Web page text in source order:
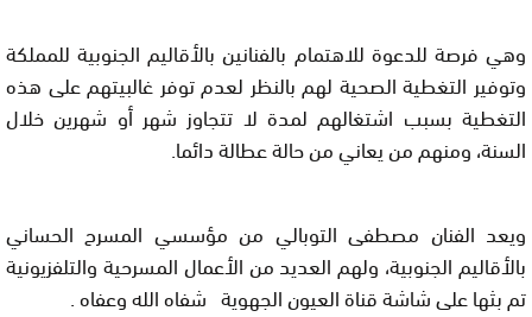
وهي فرصة للدعوة للاهتمام بالفنانين بالأقاليم الجنوبية للمملكة
وتوفير التغطية الصحية لهم بالنظر لعدم توفر غالبيتهم على هذه
التغطية بسبب اشتغالهم لمدة لا تتجاوز شهر أو شهرين خلال
السنة، ومنهم من يعاني من حالة عطالة دائما.
ويعد الفنان مصطفى التوبالي من مؤسسي المسرح الحساني
بالأقاليم الجنوبية، ولهم العديد من الأعمال المسرحية والتلفزيونية
تم بثها على شاشة قناة العيون الجهوية شفاه الله وعفاه .